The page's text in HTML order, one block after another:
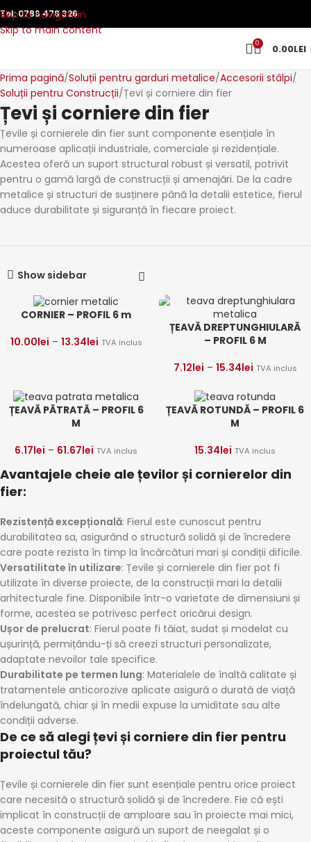
Skip to navigation
Skip to main content
Tel:0786 478 326
0 0.00LEI
Prima pagină Soluții pentru garduri metalice Accesorii stâlpi
Soluții pentru Construcții Țevi și corniere din fier
Țevi și corniere din fier
Țevile și cornierele din fier sunt componente esențiale în
numeroase aplicații industriale, comerciale și rezidențiale.
Acestea oferă un suport structural robust și versatil, potrivit
pentru o gamă largă de construcții și amenajări. De la cadre
metalice și structuri de susținere până la detalii estetice, fierul
aduce durabilitate și siguranță în fiecare proiect.
Show sidebar
CORNIER – PROFIL 6 m
10.00lei – 13.34lei TVA inclus
ȚEAVĂ DREPTUNGHIULARĂ
– PROFIL 6 M
7.12lei – 15.34lei TVA inclus
ȚEAVĂ PĂTRATĂ – PROFIL 6
M
6.17lei – 61.67lei TVA inclus
ȚEAVĂ ROTUNDĂ – PROFIL 6
M
15.34lei TVA inclus
Avantajele cheie ale țevilor și cornierelor din
fier:
Rezistență excepțională: Fierul este cunoscut pentru
durabilitatea sa, asigurând o structură solidă și de încredere
care poate rezista în timp la încărcături mari și condiții dificile.
Versatilitate în utilizare: Țevile și cornierele din fier pot fi
utilizate în diverse proiecte, de la construcții mari la detalii
arhitecturale fine. Disponibile într-o varietate de dimensiuni și
forme, acestea se potrivesc perfect oricărui design.
Ușor de prelucrat: Fierul poate fi tăiat, sudat și modelat cu
ușurință, permițându-ți să creezi structuri personalizate,
adaptate nevoilor tale specifice.
Durabilitate pe termen lung: Materialele de înaltă calitate și
tratamentele anticorozive aplicate asigură o durată de viață
îndelungată, chiar și în medii expuse la umiditate sau alte
condiții adverse.
De ce să alegi țevi și corniere din fier pentru
proiectul tău?
Țevile și cornierele din fier sunt esențiale pentru orice proiect
care necesită o structură solidă și de încredere. Fie că ești
implicat în construcții de amploare sau în proiecte mai mici,
aceste componente asigură un suport de neegalat și o